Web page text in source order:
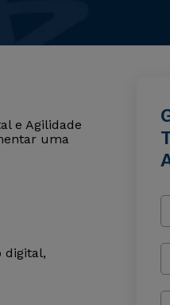
e Agilidade
uma
digital,